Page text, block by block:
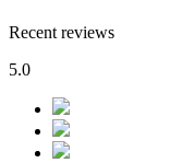
Recent reviews
5.0